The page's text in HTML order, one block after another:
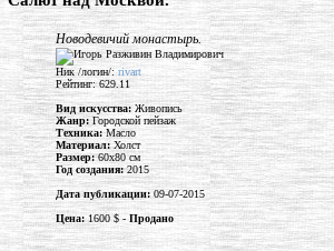
Новодевичий монастырь.
Ник /логин/: rivart
Рейтинг: 629.11
Вид искусства: Живопись
Жанр: Городской пейзаж
Техника:Масло
Материал:Холст
Размер:60x80 см
Год создания:2015
Дата публикации:09-07-2015
Цена:1600 $ -Продано